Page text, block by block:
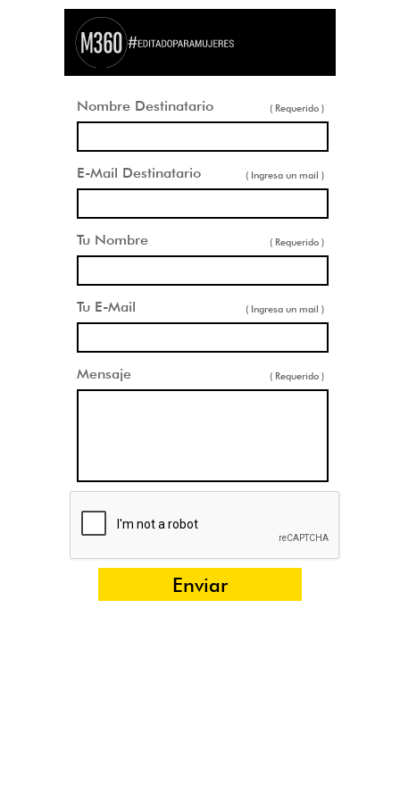
Nombre Destinatario ( Requerido )
E-Mail Destinatario ( Ingresa un mail )
Tu Nombre ( Requerido )
Tu E-Mail ( Ingresa un mail )
Mensaje ( Requerido )